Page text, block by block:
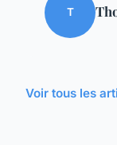
T
Voir tous les